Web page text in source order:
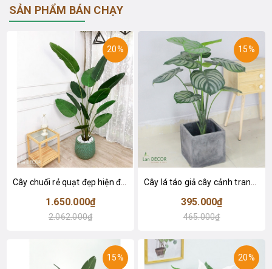
SẢN PHẨM BÁN CHẠY
20%
Cây chuối rẻ quạt đẹp hiện đại trang trí 1m8 - LC3019 (Gồm 12 lá)
1.650.000₫
2.062.000₫
15%
395.000₫
465.000₫
15% 20%